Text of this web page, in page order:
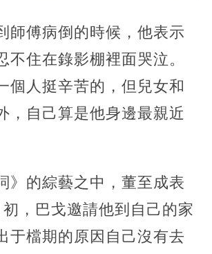
師傅病倒的時候，他表示
不住在錄影棚裡面哭泣。
個人挺辛苦的，但兒女和
，自己算是他身邊最親近
》的綜藝之中，董至成表
，巴戈邀請他到自己的家
于檔期的原因自己沒有去